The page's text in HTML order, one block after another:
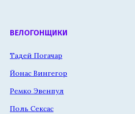
ВЕЛОГОНЩИКИ
Тадей Погачар
Йонас Вингегор
Ремко Эвенпул
Поль Сексас